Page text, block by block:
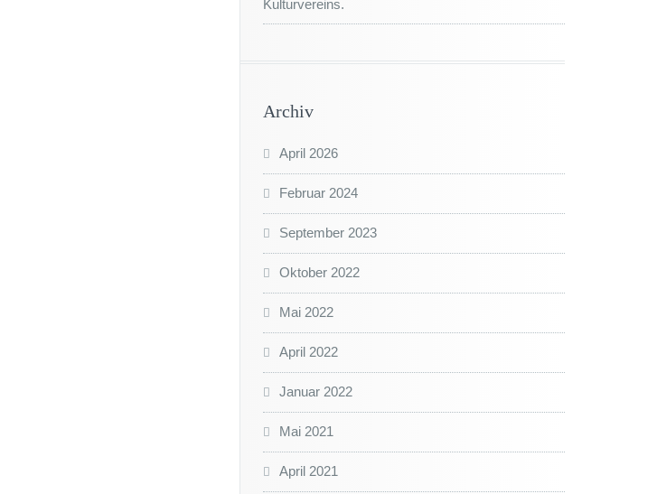
Kulturvereins.
Archiv
April 2026
Februar 2024
September 2023
Oktober 2022
Mai 2022
April 2022
Januar 2022
Mai 2021
April 2021